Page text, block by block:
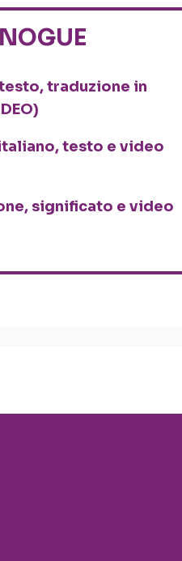
traduzione in
testo e video
significato e video